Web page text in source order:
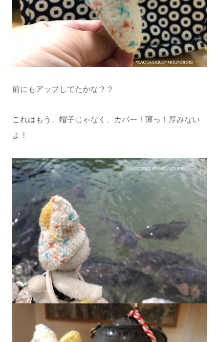
前にもアップしてたかな？？
これはもう、帽子じゃなく、カバー！薄っ！厚みない
よ！